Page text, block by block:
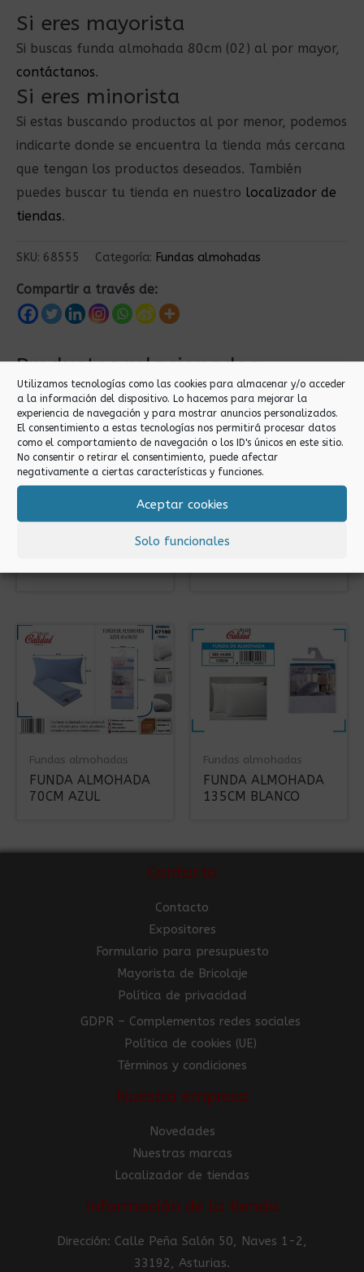
Utilizamos tecnologías como las cookies para almacenar y/o acceder
a la información del dispositivo. Lo hacemos para mejorar la
experiencia de navegación y para mostrar anuncios personalizados.
El consentimiento a estas tecnologías nos permitirá procesar datos
como el comportamiento de navegación o los ID's únicos en este sitio.
No consentir o retirar el consentimiento, puede afectar
negativamente a ciertas características y funciones.
Aceptar cookies
Solo funcionales
Si eres mayorista
Si buscas funda almohada 80cm (02) al por mayor,
contáctanos.
Si eres minorista
Si estas buscando productos al por menor, podemos
indicarte donde se encuentra la tienda más cercana
que tengan los productos deseados. También
puedes buscar tu tienda en nuestro localizador de
tiendas.
SKU: 68555 Categoría: Fundas almohadas
Compartir a través de:
Productos relacionados
Fundas almohadas
FUNDA ALMOHADA
70CM AZUL
Fundas almohadas
FUNDA ALMOHADA
135CM BLANCO
Contacto
Contacto
Expositores
Formulario para presupuesto
Mayorista de Bricolaje
Política de privacidad
GDPR – Complementos redes sociales
Política de cookies (UE)
Términos y condiciones
Nuestra empresa
Novedades
Nuestras marcas
Localizador de tiendas
Información de la tienda
Dirección: Calle Peña Salón 50, Naves 1-2,
33192, Asturias.